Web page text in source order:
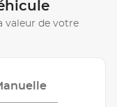
valeur de votre